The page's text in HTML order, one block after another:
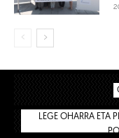
LEGE OHARRA ETA